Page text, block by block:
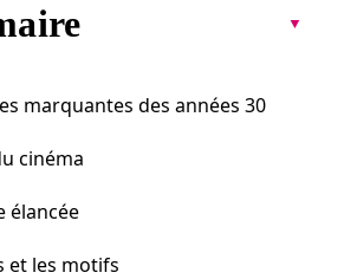
marquantes des années 30
cinéma
élancée
et les motifs